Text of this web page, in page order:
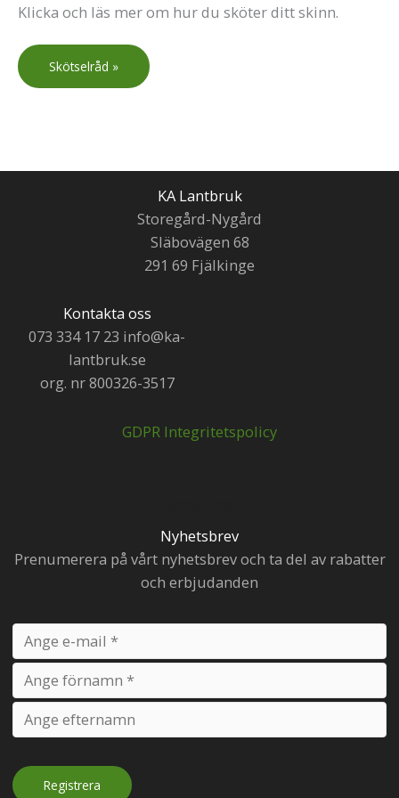
Klicka och läs mer om hur du sköter ditt skinn.
Skötselråd »
KA Lantbruk
Storegård-Nygård
Släbovägen 68
291 69 Fjälkinge
Kontakta oss
073 334 17 23 info@ka-
lantbruk.se
org. nr 800326-3517
GDPR Integritetspolicy
Nyhetsbrev
Prenumerera på vårt nyhetsbrev och ta del av rabatter
och erbjudanden